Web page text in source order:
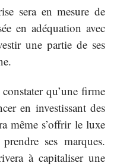
sera en mesure de
en adéquation avec
une partie de ses
qu’une firme
en investissant des
même s’offrir le luxe
ses marques.
à capitaliser une